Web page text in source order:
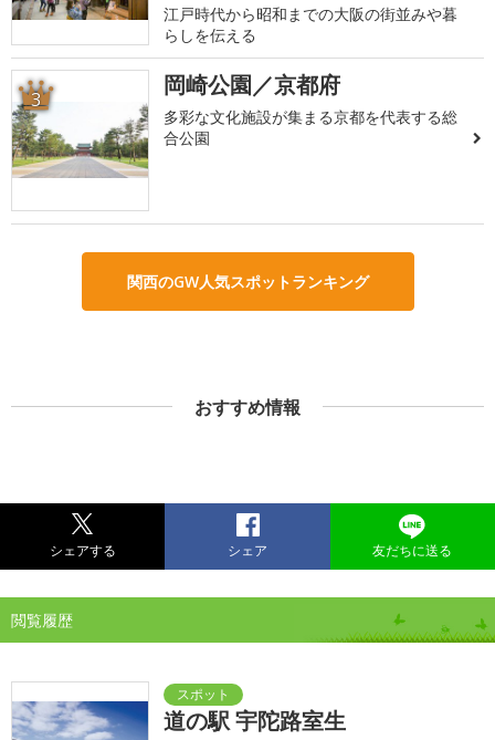
江戸時代から昭和までの大阪の街並みや暮
らしを伝える
3 岡崎公園／京都府
多彩な文化施設が集まる京都を代表する総
合公園
関西のGW人気スポットランキング
おすすめ情報
シェアする シェア 友だちに送る
閲覧履歴
道の駅 宇陀路室生